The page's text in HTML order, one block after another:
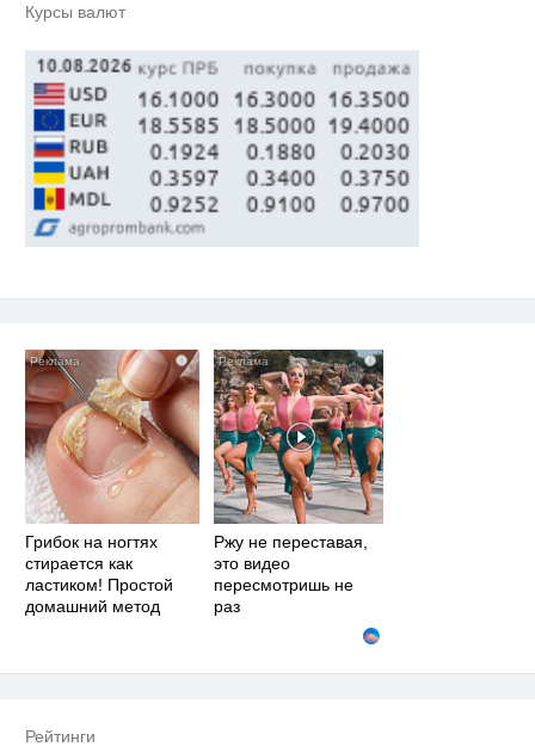
Курсы валют
i
Грибок на ногтях
стирается как
ластиком! Простой
домашний метод
i
Ржу не переставая,
это видео
пересмотришь не
раз
Рейтинги
смеяться долго